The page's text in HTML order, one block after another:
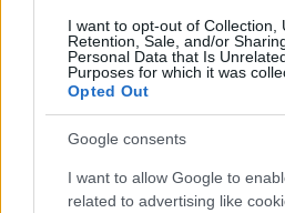
I want to opt-out of Collection,
Retention, Sale, and/or
Personal Data that Is
Purposes for which it was
Opted Out
Google consents
I want to allow Google to
related to advertising like
pár, aki már régóta együtt
házasodott, mostanra
párok, akik évtizedes
lepapírozni.
Kíváncsiak voltunk,
alakult a házasságok